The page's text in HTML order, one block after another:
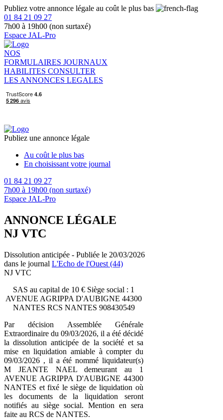
Publiez votre annonce légale au coût le plus bas
01 84 21 09 27
7h00 à 19h00 (non surtaxé)
Espace JAL-Pro
NOS
FORMULAIRES JOURNAUX
HABILITES CONSULTER
LES ANNONCES LEGALES
Publiez une annonce légale
Au coût le plus bas
En choisissant votre journal
01 84 21 09 27
7h00 à 19h00 (non surtaxé)
Espace JAL-Pro
ANNONCE LÉGALE
NJ VTC
Dissolution anticipée - Publiée le 20/03/2026
dans le journal L'Echo de l'Ouest (44)
NJ VTC
SAS au capital de 10 € Siège social : 1
AVENUE AGRIPPA D'AUBIGNE 44300
NANTES RCS NANTES 908430549
Par décision Assemblée Générale
Extraordinaire du 09/03/2026, il a été décidé
la dissolution anticipée de la société et sa
mise en liquidation amiable à compter du
09/03/2026 , il a été nommé liquidateur(s)
M JEANTE NAEL demeurant au 1
AVENUE AGRIPPA D'AUBIGNE 44300
NANTES et fixé le siège de liquidation où
les documents de la liquidation seront
notifiés au siège social. Mention en sera
faite au RCS de NANTES.